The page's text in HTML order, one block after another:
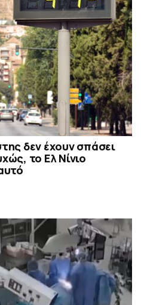
δεν έχουν σπάσει
το Ελ Νίνιο